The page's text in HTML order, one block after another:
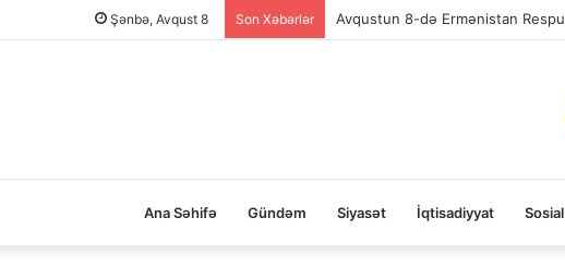
Şənbə, Avqust 8 Son Xəbərlər
Ana Səhifə Gündəm Siyasət İqtisadiyyat Sosial